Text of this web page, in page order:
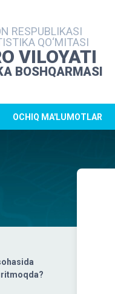
RESPUBLIKASI
QO‘MITASI
VILOYATI
BOSHQARMASI
OCHIQ MA'LUMOTLAR